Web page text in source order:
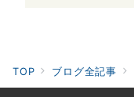
TOP ブログ全記事